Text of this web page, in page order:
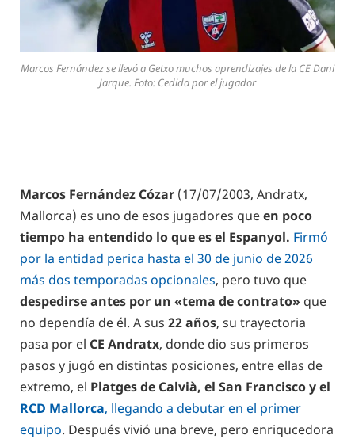
Marcos Fernández se llevó a Getxo muchos aprendizajes de la CE Dani
Jarque. Foto: Cedida por el jugador
Marcos Fernández Cózar (17/07/2003, Andratx,
Mallorca) es uno de esos jugadores queen poco
tiempo ha entendido lo que es el Espanyol. Firmó
por la entidad perica hasta el 30 de junio de 2026
más dos temporadas opcionales, pero tuvo que
despedirse antes por un «tema de contrato» que
no dependía de él. A sus 22 años, su trayectoria
pasa por el CE Andratx, donde dio sus primeros
pasos y jugó en distintas posiciones, entre ellas de
extremo, el Platges de Calvià, el San Francisco y el
RCD Mallorca, llegando a debutar en el primer
equipo. Después vivió una breve, pero enriqucedora